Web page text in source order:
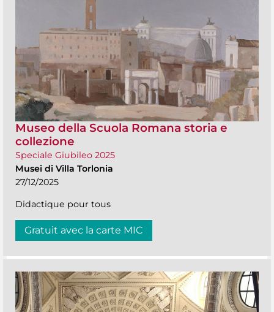
Museo della Scuola Romana storia e
collezione
Speciale Giubileo 2025
Musei di Villa Torlonia
27/12/2025
Didactique pour tous
Gratuit avec la carte MIC